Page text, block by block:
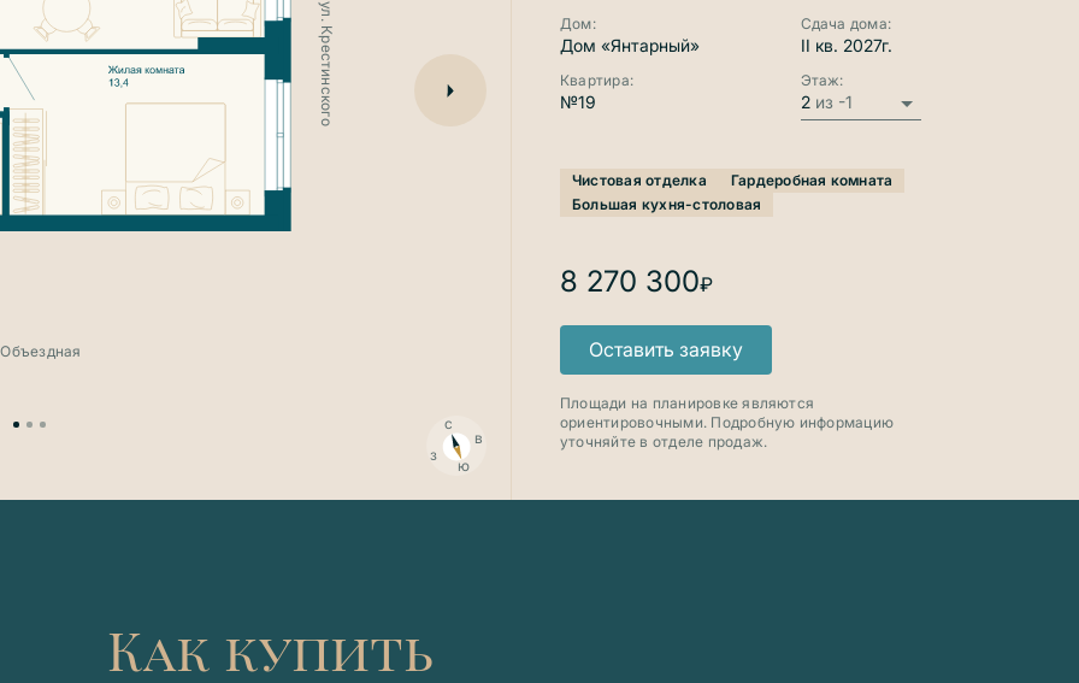
з
с
в
ю
ул. Крестинского
ул. Объездная
Продана
Дом:
Дом «Янтарный»
Сдача дома:
II кв. 2027г.
Квартира:
№19
Этаж:
2 из -1
Чистовая отделка
Гардеробная комната
Большая кухня-столовая
8 270 300₽
Оставить заявку
Площади на планировке являются
ориентировочными. Подробную информацию
уточняйте в отделе продаж.
Как купить